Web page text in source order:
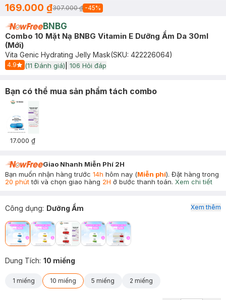
169.000 ₫307.000 ₫ -45%
BNBG
Combo 10 Mặt Nạ BNBG Vitamin E Dưỡng Ẩm Da 30ml
(Mới)
Vita Genic Hydrating Jelly Mask(SKU: 422226064)
4.9
Start Icon
(11 Đánh giá) 106 Hỏi đáp
Bạn có thể mua sản phẩm tách combo
17.000 ₫
Giao Nhanh Miễn Phí 2H
Bạn muốn nhận hàng trước 14h hôm nay (Miễn phí). Đặt hàng trong
20 phúttới và chọn giao hàng 2H ở bước thanh toán. Xem chi tiết
Công dụng: Dưỡng Ẩm
Dung Tích: 10 miếng
1 miếng 10 miếng 5 miếng 2 miếng
Xem thêm